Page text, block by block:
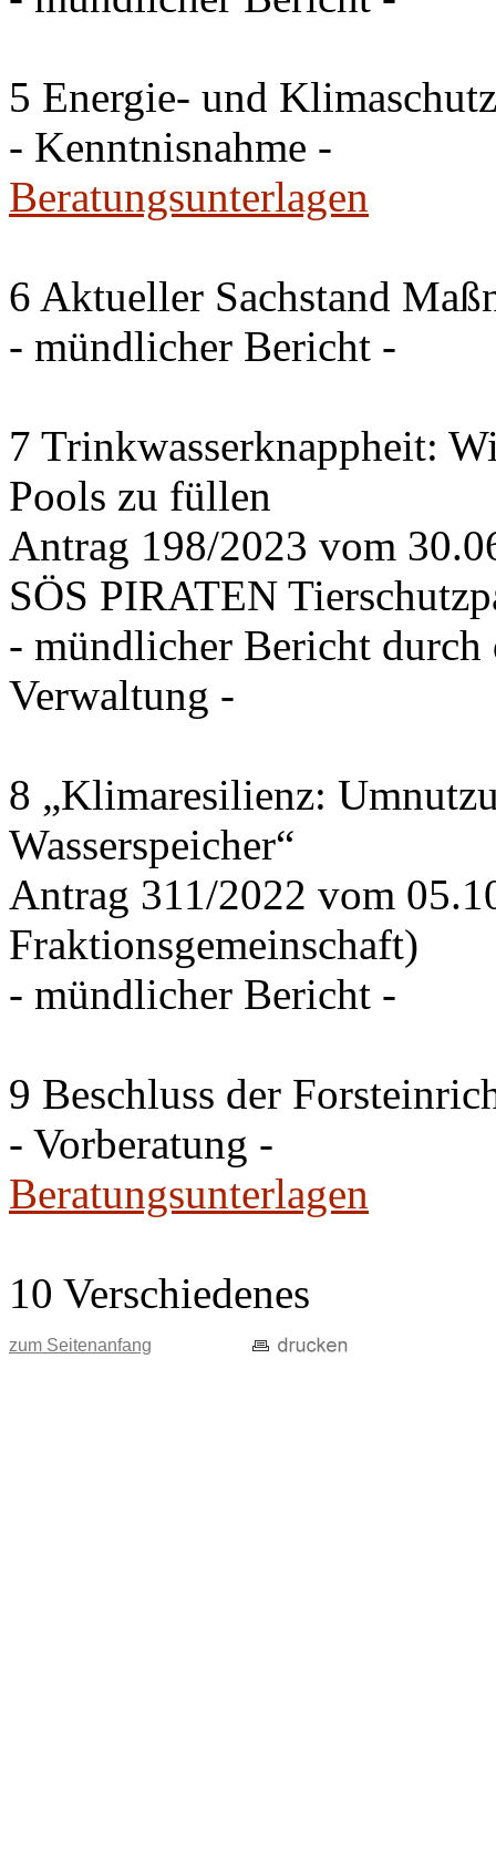
5 Energie- und
- Kenntnisnahme -
Beratungsunterlagen
6 Aktueller Sachstand
- mündlicher Bericht -
7 Trinkwasserknappheit:
Pools zu füllen
Antrag 198/2023 vom
SÖS PIRATEN
- mündlicher Bericht
Verwaltung -
8 „Klimaresilienz:
Wasserspeicher“
Antrag 311/2022 vom
Fraktionsgemeinschaft)
- mündlicher Bericht -
9 Beschluss der
- Vorberatung -
Beratungsunterlagen
10 Verschiedenes
zum Seitenanfang